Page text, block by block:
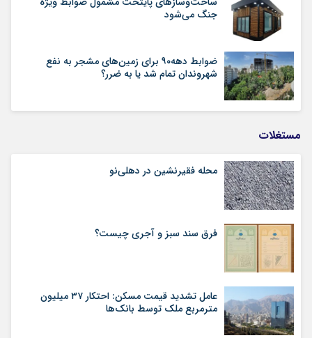
جنگ می‌شود
ضوابط دهه۹۰ برای زمین‌های مشجر به نفع
شهروندان تمام شد یا به ضرر؟
مستغلات
محله فقیرنشین در دهلی‏‌نو
فرق سند سبز و آجری چیست؟
عامل تشدید قیمت مسکن: احتکار ۳۷ میلیون
مترمربع ملک توسط بانک‌ها